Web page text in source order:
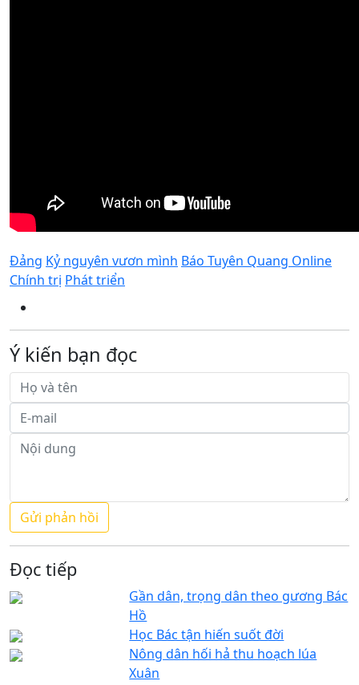
Đảng Kỷ nguyên vươn mình Báo Tuyên Quang Online
Chính trị Phát triển
Ý kiến bạn đọc
Đọc tiếp
Gần dân, trọng dân theo gương Bác
Hồ
Học Bác tận hiến suốt đời
Nông dân hối hả thu hoạch lúa
Xuân